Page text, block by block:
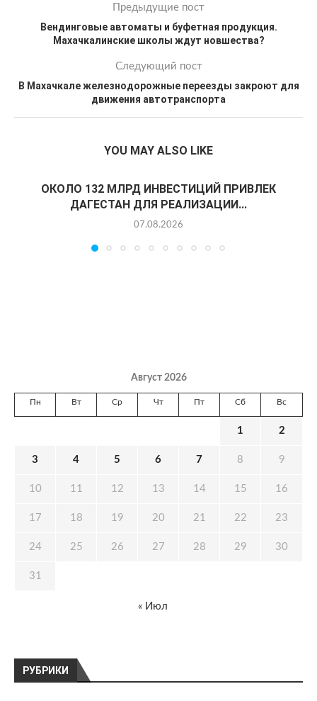
Предыдущие пост
Вендинговые автоматы и буфетная продукция.
Махачкалинские школы ждут новшества?
Следующий пост
В Махачкале железнодорожные переезды закроют для
движения автотранспорта
YOU MAY ALSO LIKE
ОКОЛО 132 МЛРД ИНВЕСТИЦИЙ ПРИВЛЕК
ДАГЕСТАН ДЛЯ РЕАЛИЗАЦИИ...
07.08.2026
РУБРИКИ
Август 2026
Пн Вт Ср Чт Пт Сб Вс
1 2
3 4 5 6 7 8 9
10 11 12 13 14 15 16
17 18 19 20 21 22 23
24 25 26 27 28 29 30
31
« Июл